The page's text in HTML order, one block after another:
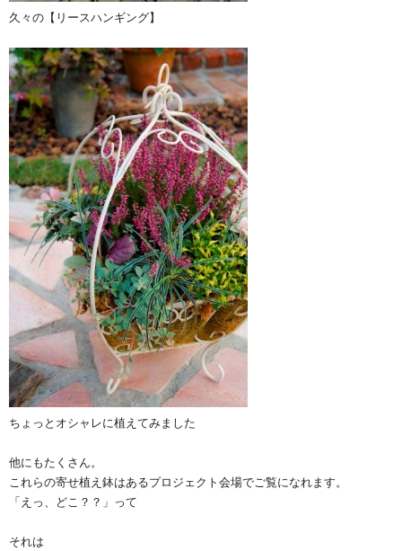
久々の【リースハンギング】
ちょっとオシャレに植えてみました
他にもたくさん。
これらの寄せ植え鉢はあるプロジェクト会場でご覧になれます。
「えっ、どこ？？」って
それは